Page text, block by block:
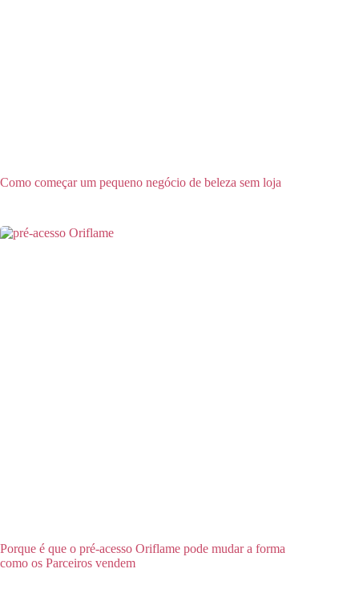
Como começar um pequeno negócio de beleza sem loja
Porque é que o pré-acesso Oriflame pode mudar a forma
como os Parceiros vendem